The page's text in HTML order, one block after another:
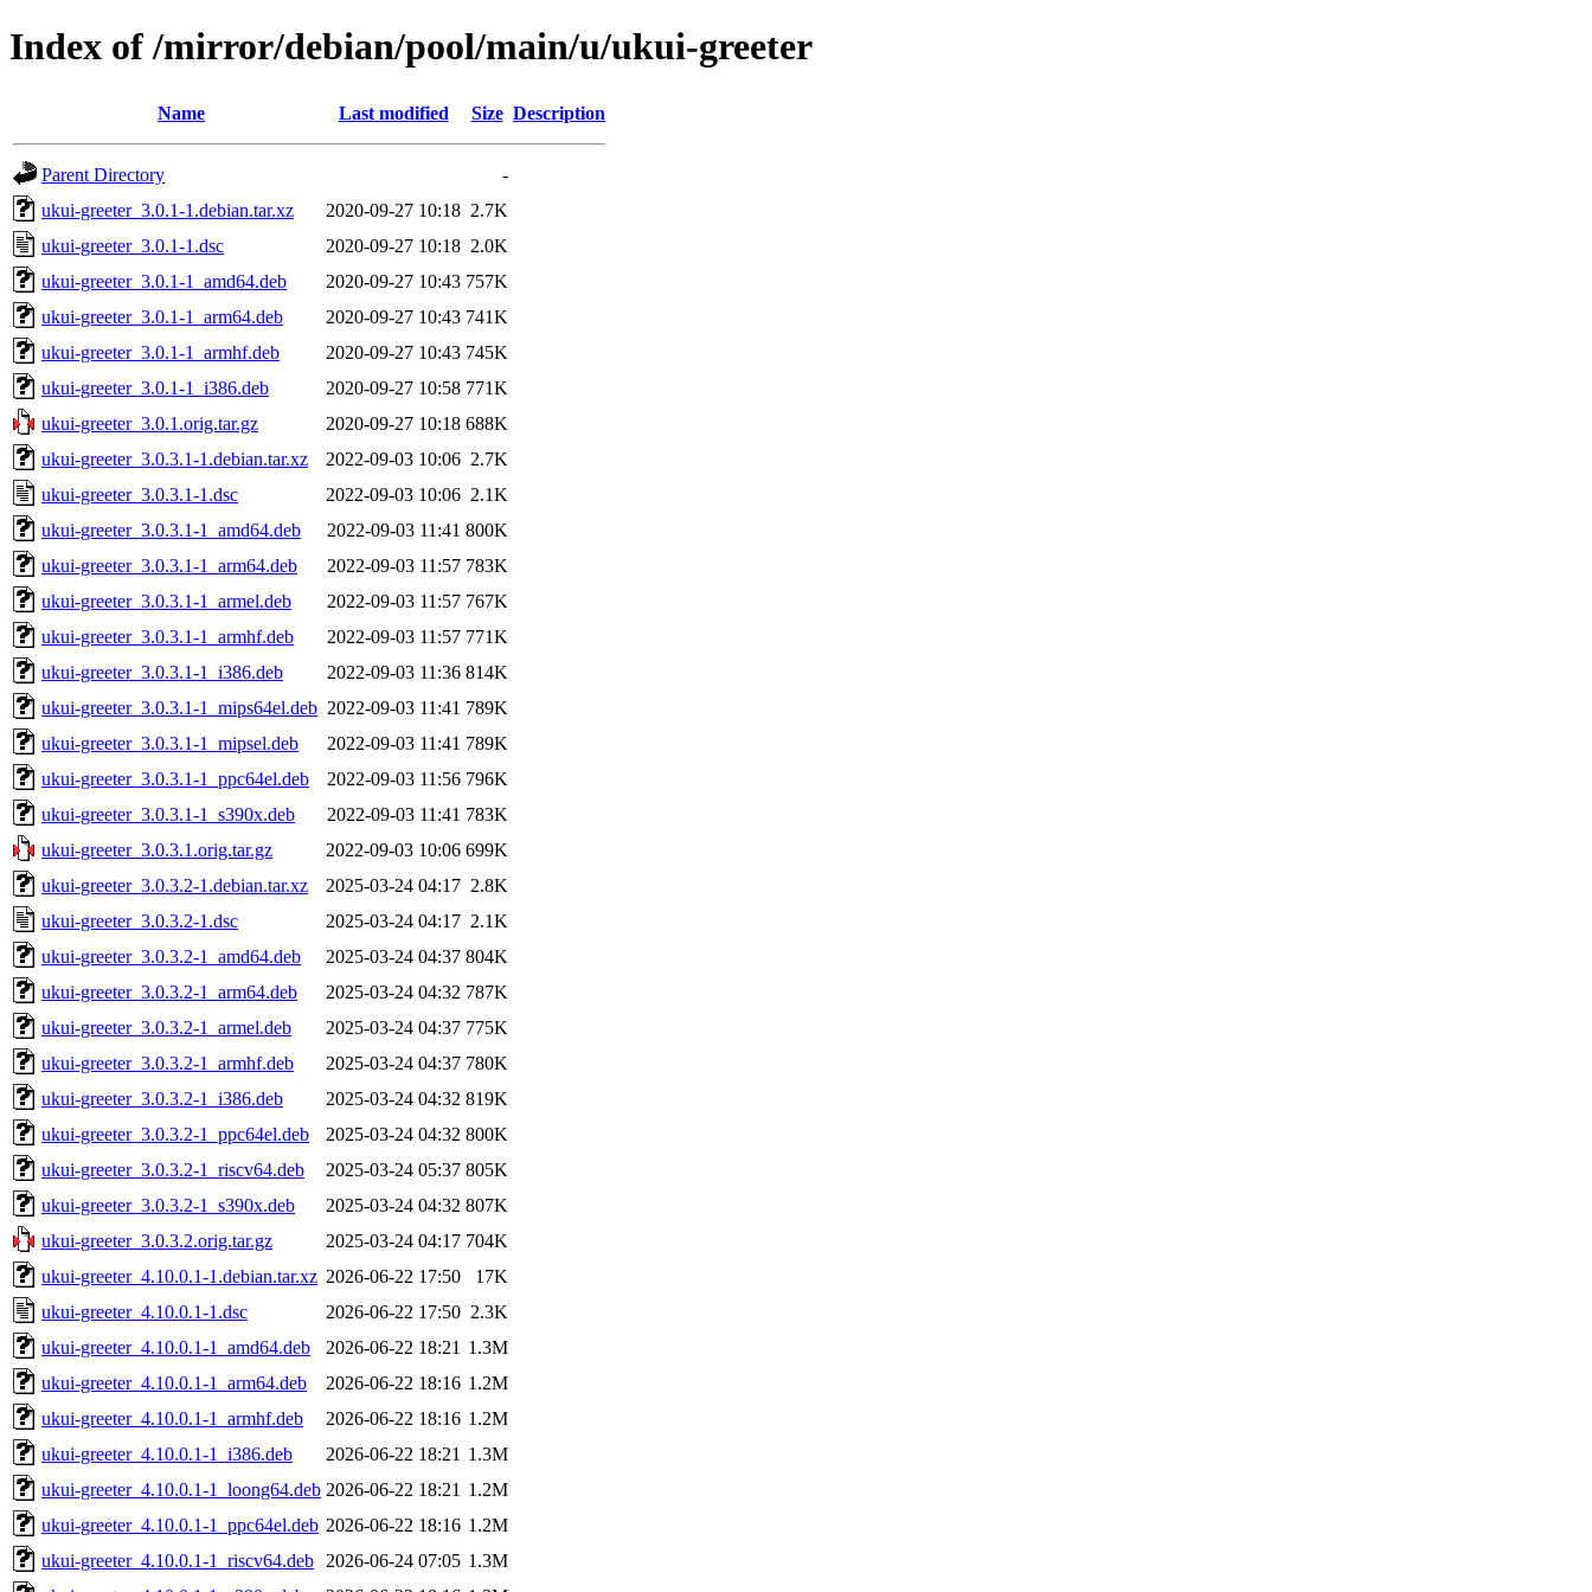
Index of /mirror/debian/pool/main/u/ukui-greeter
Name Last modified Size Description
Parent Directory
-
ukui-greeter_3.0.1-1.debian.tar.xz
2020-09-27 10:18 2.7K
ukui-greeter_3.0.1-1.dsc
2020-09-27 10:18 2.0K
ukui-greeter_3.0.1-1_amd64.deb
2020-09-27 10:43 757K
ukui-greeter_3.0.1-1_arm64.deb
2020-09-27 10:43 741K
ukui-greeter_3.0.1-1_armhf.deb
2020-09-27 10:43 745K
ukui-greeter_3.0.1-1_i386.deb
2020-09-27 10:58 771K
ukui-greeter_3.0.1.orig.tar.gz
2020-09-27 10:18 688K
ukui-greeter_3.0.3.1-1.debian.tar.xz
2022-09-03 10:06 2.7K
ukui-greeter_3.0.3.1-1.dsc
2022-09-03 10:06 2.1K
ukui-greeter_3.0.3.1-1_amd64.deb
2022-09-03 11:41 800K
ukui-greeter_3.0.3.1-1_arm64.deb
2022-09-03 11:57 783K
ukui-greeter_3.0.3.1-1_armel.deb
2022-09-03 11:57 767K
ukui-greeter_3.0.3.1-1_armhf.deb
2022-09-03 11:57 771K
ukui-greeter_3.0.3.1-1_i386.deb
2022-09-03 11:36 814K
ukui-greeter_3.0.3.1-1_mips64el.deb 2022-09-03 11:41 789K
ukui-greeter_3.0.3.1-1_mipsel.deb
2022-09-03 11:41 789K
ukui-greeter_3.0.3.1-1_ppc64el.deb
2022-09-03 11:56 796K
ukui-greeter_3.0.3.1-1_s390x.deb
2022-09-03 11:41 783K
ukui-greeter_3.0.3.1.orig.tar.gz
2022-09-03 10:06 699K
ukui-greeter_3.0.3.2-1.debian.tar.xz
2025-03-24 04:17 2.8K
ukui-greeter_3.0.3.2-1.dsc
2025-03-24 04:17 2.1K
ukui-greeter_3.0.3.2-1_amd64.deb
2025-03-24 04:37 804K
ukui-greeter_3.0.3.2-1_arm64.deb
2025-03-24 04:32 787K
ukui-greeter_3.0.3.2-1_armel.deb
2025-03-24 04:37 775K
ukui-greeter_3.0.3.2-1_armhf.deb
2025-03-24 04:37 780K
ukui-greeter_3.0.3.2-1_i386.deb
2025-03-24 04:32 819K
ukui-greeter_3.0.3.2-1_ppc64el.deb
2025-03-24 04:32 800K
ukui-greeter_3.0.3.2-1_riscv64.deb
2025-03-24 05:37 805K
ukui-greeter_3.0.3.2-1_s390x.deb
2025-03-24 04:32 807K
ukui-greeter_3.0.3.2.orig.tar.gz
2025-03-24 04:17 704K
ukui-greeter_4.10.0.1-1.debian.tar.xz 2026-06-22 17:50
17K
ukui-greeter_4.10.0.1-1.dsc
2026-06-22 17:50 2.3K
ukui-greeter_4.10.0.1-1_amd64.deb
2026-06-22 18:21 1.3M
ukui-greeter_4.10.0.1-1_arm64.deb
2026-06-22 18:16 1.2M
ukui-greeter_4.10.0.1-1_armhf.deb
2026-06-22 18:16 1.2M
ukui-greeter_4.10.0.1-1_i386.deb
2026-06-22 18:21 1.3M
ukui-greeter_4.10.0.1-1_loong64.deb 2026-06-22 18:21 1.2M
ukui-greeter_4.10.0.1-1_ppc64el.deb 2026-06-22 18:16 1.2M
ukui-greeter_4.10.0.1-1_riscv64.deb
2026-06-24 07:05 1.3M